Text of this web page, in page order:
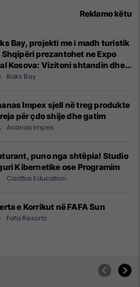
Reklamo këtu
Bay, projekti me i madh turistik
Shqipëri prezantohet ne Expo
Kosova: Vizitoni shtandin dhe
mundësitë e investimit
Baks Bay
Impex sjell në treg produkte
për çdo shije dhe gatim
Ananas Impex
puno nga shtëpia! Studio
Kibernetike ose Programim
Cacttus Education
e Korrikut në FAFA Sun
Fafa Resorts